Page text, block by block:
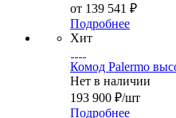
от 139 541 ₽
Подробнее
Хит
Комод Palermo
Нет в наличии
193 900 ₽/шт
Подробнее